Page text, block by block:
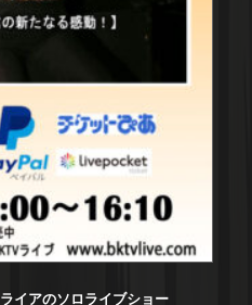
イアのソロライブショー